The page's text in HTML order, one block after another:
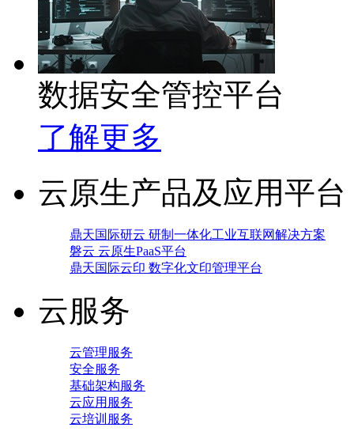
数据安全管控平台
了解更多
云原生产品及应用平台
鼎天国际研云 研制一体化工业互联网解决方案
磐云 云原生PaaS平台
鼎天国际云印 数字化文印管理平台
云服务
云管理服务
安全服务
基础架构服务
云应用服务
云培训服务